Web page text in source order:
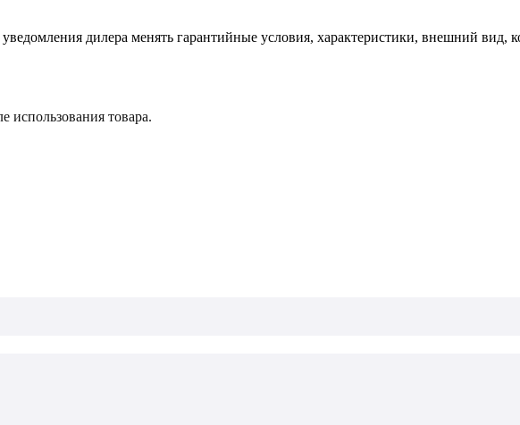
уведомления дилера менять гарантийные условия, характеристики, внешний вид,
использования товара.